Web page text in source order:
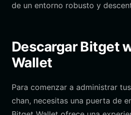
de un entorno robusto y
Descargar Bitget
Wallet
Para comenzar a administrar
chan, necesitas una puerta de